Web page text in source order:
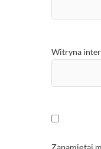
Witryna